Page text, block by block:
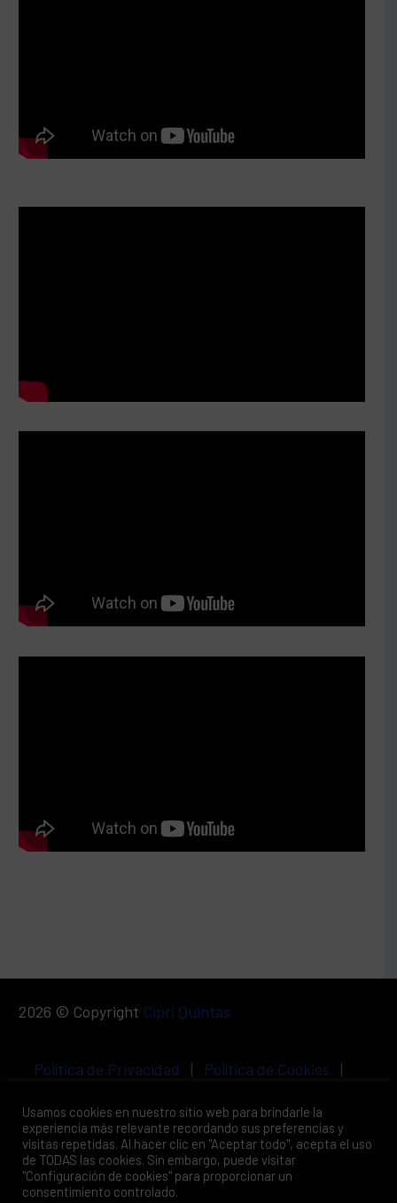
2026 © Copyright Cipri Quintas
Política de Privacidad | Política de Cookies |
Usamos cookies en nuestro sitio web para brindarle la
experiencia más relevante recordando sus preferencias y
visitas repetidas. Al hacer clic en "Aceptar todo", acepta el uso
de TODAS las cookies. Sin embargo, puede visitar
"Configuración de cookies" para proporcionar un
consentimiento controlado.